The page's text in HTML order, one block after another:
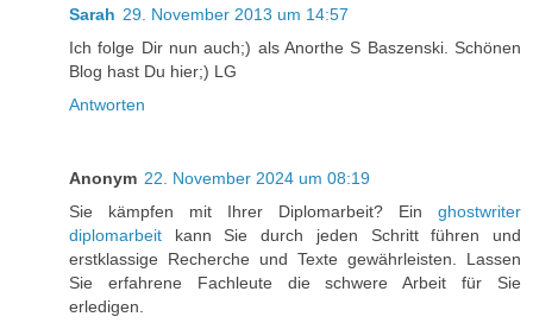
Sarah 29. November 2013 um 14:57
Ich folge Dir nun auch;) als Anorthe S Baszenski. Schönen
Blog hast Du hier;) LG
Antworten
Anonym 22. November 2024 um 08:19
Sie kämpfen mit Ihrer Diplomarbeit? Ein ghostwriter
diplomarbeit kann Sie durch jeden Schritt führen und
erstklassige Recherche und Texte gewährleisten. Lassen
Sie erfahrene Fachleute die schwere Arbeit für Sie
erledigen.